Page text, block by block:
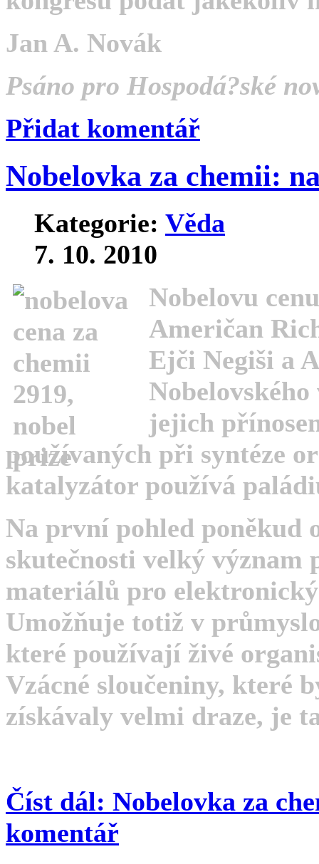
Jan A. Novák
Psáno pro Hospodá?ské
Přidat komentář
Nobelovka za chemii:
Kategorie: Věda
7. 10. 2010
Nobelovu
Američan
Ejči Negiši a
jejich
používaných při syntéze
katalyzátor používá
Na první pohled poněkud
skutečnosti velký význam
materiálů pro
Umožňuje totiž v
které používají živé
Vzácné sloučeniny, které
získávaly velmi draze, je
Číst dál: Nobelovka za
komentář